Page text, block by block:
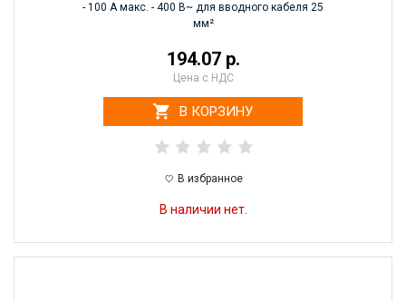
- 100 А макс. - 400 В~ для вводного кабеля 25
мм²
194.07 р.
Цена с НДС
В КОРЗИНУ
В избранное
В наличии нет.